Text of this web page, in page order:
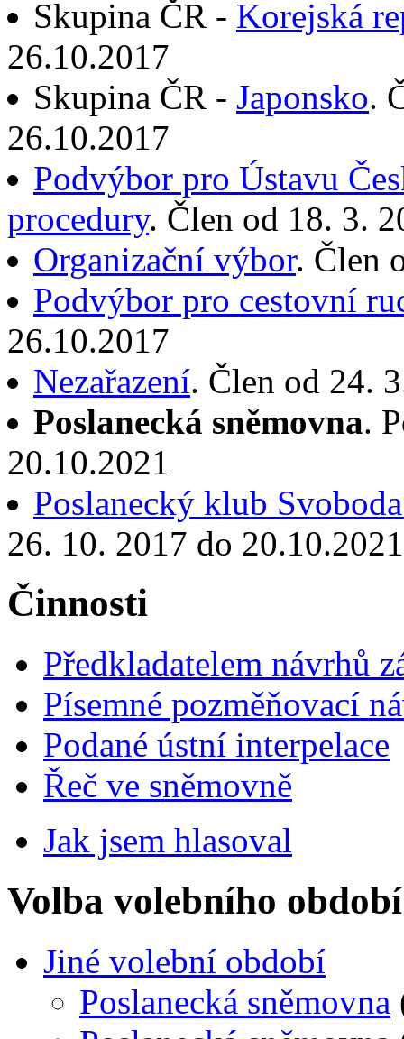
Skupina ČR - Korejská
26.10.2017
Skupina ČR - Japonsko.
26.10.2017
Podvýbor pro Ústavu
procedury. Člen od 18. 3.
Organizační výbor. Člen
Podvýbor pro cestovní
26.10.2017
Nezařazení. Člen od 24.
Poslanecká sněmovna.
20.10.2021
Poslanecký klub
26. 10. 2017 do 20.10.2021
Činnosti
Předkladatelem návrhů
Písemné pozměňovací
Podané ústní interpelace
Řeč ve sněmovně
Jak jsem hlasoval
Volba volebního období
Jiné volební období
Poslanecká sněmovna